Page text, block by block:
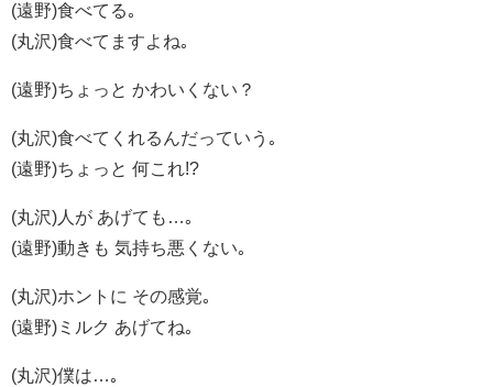
(遠野)食べてる｡
(丸沢)食べてますよね｡
(遠野)ちょっと かわいくない？
(丸沢)食べてくれるんだっていう｡
(遠野)ちょっと 何これ!?
(丸沢)人が あげても…｡
(遠野)動きも 気持ち悪くない｡
(丸沢)ホントに その感覚｡
(遠野)ミルク あげてね｡
(丸沢)僕は…｡